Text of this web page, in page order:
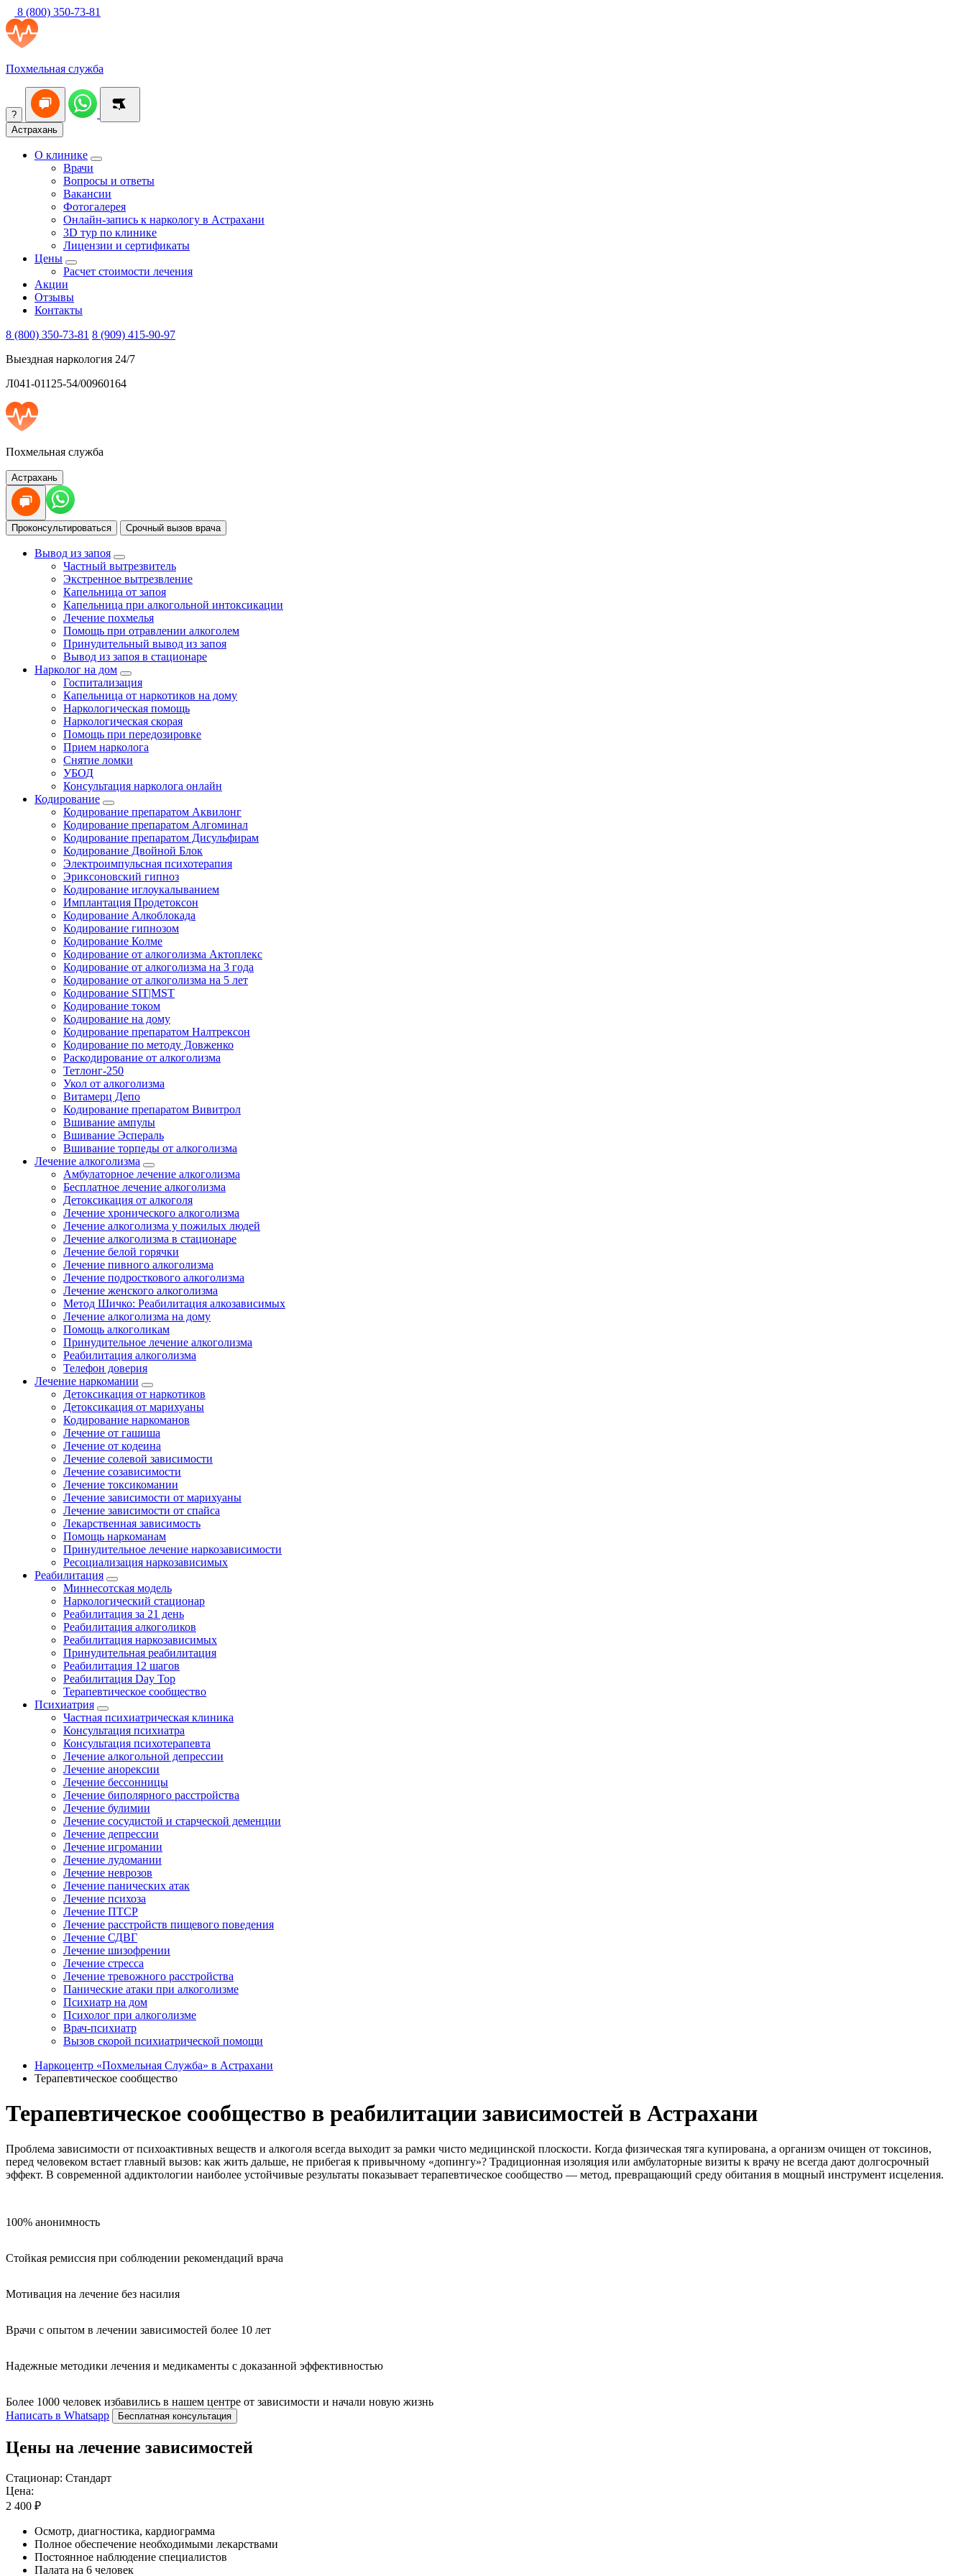
8 (800) 350-73-81
Похмельная служба
?
Астрахань
О клинике
Врачи
Вопросы и ответы
Вакансии
Фотогалерея
Онлайн-запись к наркологу в Астрахани
3D тур по клинике
Лицензии и сертификаты
Цены
Расчет стоимости лечения
Акции
Отзывы
Контакты
8 (800) 350-73-81 8 (909) 415-90-97
Выездная наркология 24/7
Л041-01125-54/00960164
Похмельная служба
Астрахань
Проконсультироваться Срочный вызов врача
Вывод из запоя
Частный вытрезвитель
Экстренное вытрезвление
Капельница от запоя
Капельница при алкогольной интоксикации
Лечение похмелья
Помощь при отравлении алкоголем
Принудительный вывод из запоя
Вывод из запоя в стационаре
Нарколог на дом
Госпитализация
Капельница от наркотиков на дому
Наркологическая помощь
Наркологическая скорая
Помощь при передозировке
Прием нарколога
Снятие ломки
УБОД
Консультация нарколога онлайн
Кодирование
Кодирование препаратом Аквилонг
Кодирование препаратом Алгоминал
Кодирование препаратом Дисульфирам
Кодирование Двойной Блок
Электроимпульсная психотерапия
Эриксоновский гипноз
Кодирование иглоукалыванием
Имплантация Продетоксон
Кодирование Алкоблокада
Кодирование гипнозом
Кодирование Колме
Кодирование от алкоголизма Актоплекс
Кодирование от алкоголизма на 3 года
Кодирование от алкоголизма на 5 лет
Кодирование SIT|MST
Кодирование током
Кодирование на дому
Кодирование препаратом Налтрексон
Кодирование по методу Довженко
Раскодирование от алкоголизма
Тетлонг-250
Укол от алкоголизма
Витамерц Депо
Кодирование препаратом Вивитрол
Вшивание ампулы
Вшивание Эспераль
Вшивание торпеды от алкоголизма
Лечение алкоголизма
Амбулаторное лечение алкоголизма
Бесплатное лечение алкоголизма
Детоксикация от алкоголя
Лечение хронического алкоголизма
Лечение алкоголизма у пожилых людей
Лечение алкоголизма в стационаре
Лечение белой горячки
Лечение пивного алкоголизма
Лечение подросткового алкоголизма
Лечение женского алкоголизма
Метод Шичко: Реабилитация алкозависимых
Лечение алкоголизма на дому
Помощь алкоголикам
Принудительное лечение алкоголизма
Реабилитация алкоголизма
Телефон доверия
Лечение наркомании
Детоксикация от наркотиков
Детоксикация от марихуаны
Кодирование наркоманов
Лечение от гашиша
Лечение от кодеина
Лечение солевой зависимости
Лечение созависимости
Лечение токсикомании
Лечение зависимости от марихуаны
Лечение зависимости от спайса
Лекарственная зависимость
Помощь наркоманам
Принудительное лечение наркозависимости
Ресоциализация наркозависимых
Реабилитация
Миннесотская модель
Наркологический стационар
Реабилитация за 21 день
Реабилитация алкоголиков
Реабилитация наркозависимых
Принудительная реабилитация
Реабилитация 12 шагов
Реабилитация Day Top
Терапевтическое сообщество
Психиатрия
Частная психиатрическая клиника
Консультация психиатра
Консультация психотерапевта
Лечение алкогольной депрессии
Лечение анорексии
Лечение бессонницы
Лечение биполярного расстройства
Лечение булимии
Лечение сосудистой и старческой деменции
Лечение депрессии
Лечение игромании
Лечение лудомании
Лечение неврозов
Лечение панических атак
Лечение психоза
Лечение ПТСР
Лечение расстройств пищевого поведения
Лечение СДВГ
Лечение шизофрении
Лечение стресса
Лечение тревожного расстройства
Панические атаки при алкоголизме
Психиатр на дом
Психолог при алкоголизме
Врач-психиатр
Вызов скорой психиатрической помощи
Наркоцентр «Похмельная Служба» в Астрахани
Терапевтическое сообщество
Терапевтическое сообщество в реабилитации зависимостей в Астрахани
Проблема зависимости от психоактивных веществ и алкоголя всегда выходит за рамки чисто медицинской плоскости. Когда физическая тяга купирована, а организм очищен от токсинов,
перед человеком встает главный вызов: как жить дальше, не прибегая к привычному «допингу»? Традиционная изоляция или амбулаторные визиты к врачу не всегда дают долгосрочный
эффект. В современной аддиктологии наиболее устойчивые результаты показывает терапевтическое сообщество — метод, превращающий среду обитания в мощный инструмент исцеления.
100% анонимность
Стойкая ремиссия при соблюдении рекомендаций врача
Мотивация на лечение без насилия
Врачи с опытом в лечении зависимостей более 10 лет
Надежные методики лечения и медикаменты с доказанной эффективностью
Более 1000 человек избавились в нашем центре от зависимости и начали новую жизнь
Написать в Whatsapp
Бесплатная консультация
Цены на лечение зависимостей
Стационар: Стандарт
Цена:
2 400 ₽
Осмотр, диагностика, кардиограмма
Полное обеспечение необходимыми лекарствами
Постоянное наблюдение специалистов
Палата на 6 человек